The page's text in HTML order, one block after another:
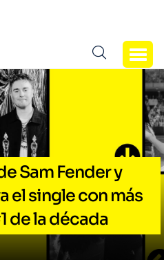
de Sam Fender y
el single con más
de la década